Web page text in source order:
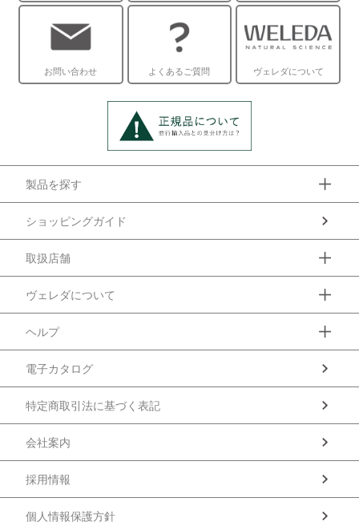
お問い合わせ よくあるご質問 ヴェレダについて
製品を探す
ショッピングガイド
取扱店舗
ヴェレダについて
ヘルプ
電子カタログ
特定商取引法に基づく表記
会社案内
採用情報
個人情報保護方針